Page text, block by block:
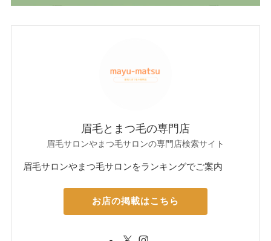
眉毛とまつ毛の専門店
眉毛サロンやまつ毛サロンの専門店検索サイト
眉毛サロンやまつ毛サロンをランキングでご案内
お店の掲載はこちら